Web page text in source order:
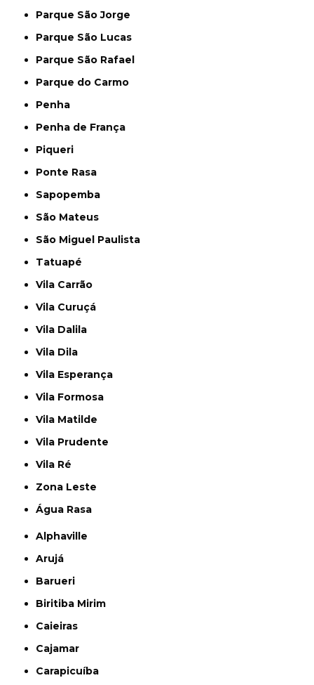
Parque São Jorge
Parque São Lucas
Parque São Rafael
Parque do Carmo
Penha
Penha de França
Piqueri
Ponte Rasa
Sapopemba
São Mateus
São Miguel Paulista
Tatuapé
Vila Carrão
Vila Curuçá
Vila Dalila
Vila Dila
Vila Esperança
Vila Formosa
Vila Matilde
Vila Prudente
Vila Ré
Zona Leste
Água Rasa
Alphaville
Arujá
Barueri
Biritiba Mirim
Caieiras
Cajamar
Carapicuíba